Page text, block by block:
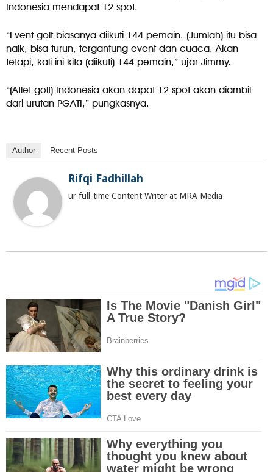
Indonesia mendapat 12 spot.
“Event golf biasanya diikuti 144 pemain. (Jumlah) itu bisa
naik, bisa turun, tergantung event dan cuaca. Akan
tetapi, kali ini kita (diikuti) 144 pemain,” ujar Jimmy.
“(Atlet golf) Indonesia akan dapat 12 spot akan diambil
dari urutan PGATI,” pungkasnya.
Author Recent Posts
Rifqi Fadhillah
ur full-time Content Writer at MRA Media